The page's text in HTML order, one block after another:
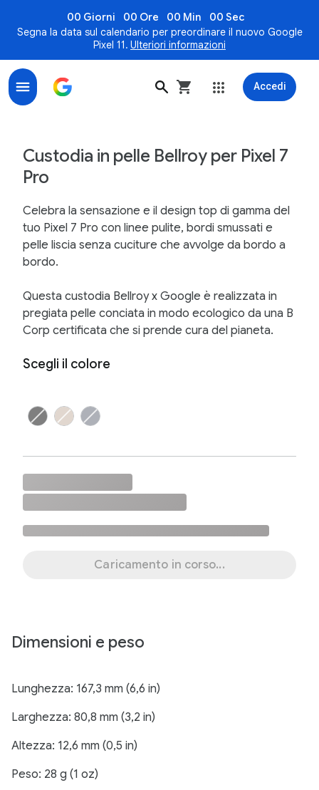
00 Giorni 00 Ore 00 Min
00 Sec
Segna la data sul calendario per preordinare il nuovo Google
Pixel 11. Ulteriori informazioni
Accedi
Custodia in pelle Bellroy per Pixel 7
Pro
Celebra la sensazione e il design top di gamma del
tuo Pixel 7 Pro con linee pulite, bordi smussati e
pelle liscia senza cuciture che avvolge da bordo a
bordo.
Questa custodia Bellroy x Google è realizzata in
pregiata pelle conciata in modo ecologico da una B
Corp certificata che si prende cura del pianeta.
Scegli il colore
Caricamento in corso...
Dimensioni e peso
Lunghezza: 167,3 mm (6,6 in)
Larghezza: 80,8 mm (3,2 in)
Altezza: 12,6 mm (0,5 in)
Peso: 28 g (1 oz)